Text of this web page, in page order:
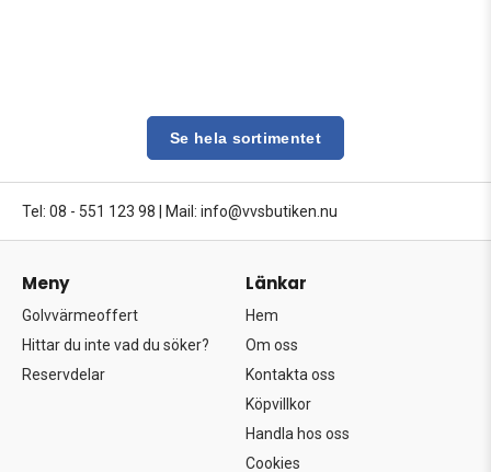
Se hela sortimentet
Tel: 08 - 551 123 98 Mail: info@vvsbutiken.nu
Meny
Golvvärmeoffert
Hittar du inte vad du söker?
Reservdelar
Länkar
Hem
Om oss
Kontakta oss
Köpvillkor
Handla hos oss
Cookies